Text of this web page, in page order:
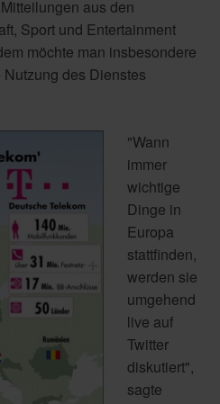
aus den
Sport und Entertainment
möchte man insbesondere
des Dienstes
"Wann
immer
wichtige
Dinge in
Europa
stattfinden,
werden sie
umgehend
live auf
Twitter
diskutiert",
sagte